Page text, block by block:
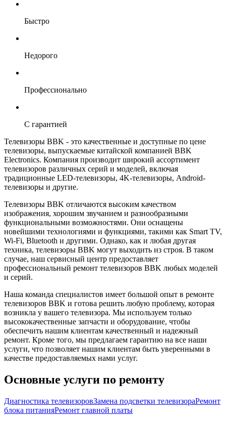
Быстро
Недорого
Профессионально
С гарантией
Телевизоры BBK - это качественные и доступные по цене
телевизоры, выпускаемые китайской компанией BBK
Electronics. Компания производит широкий ассортимент
телевизоров различных серий и моделей, включая
традиционные LED-телевизоры, 4K-телевизоры, Android-
телевизоры и другие.
Телевизоры BBK отличаются высоким качеством
изображения, хорошим звучанием и разнообразными
функциональными возможностями. Они оснащены
новейшими технологиями и функциями, такими как Smart TV,
Wi-Fi, Bluetooth и другими. Однако, как и любая другая
техника, телевизоры BBK могут выходить из строя. В таком
случае, наш сервисный центр предоставляет
профессиональный ремонт телевизоров BBK любых моделей
и серий.
Наша команда специалистов имеет большой опыт в ремонте
телевизоров BBK и готова решить любую проблему, которая
возникла у вашего телевизора. Мы используем только
высококачественные запчасти и оборудование, чтобы
обеспечить нашим клиентам качественный и надежный
ремонт. Кроме того, мы предлагаем гарантию на все наши
услуги, что позволяет нашим клиентам быть уверенными в
качестве предоставляемых нами услуг.
Основные услуги по ремонту
Диагностика телевизоровЗамена подсветки телевизораРемонт
блока питанияРемонт главной платы